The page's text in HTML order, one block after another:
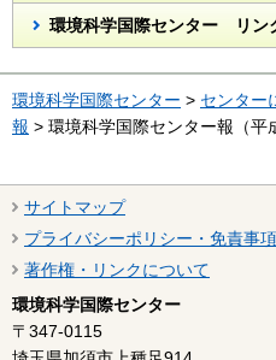
環境科学国際センター リン
環境科学国際センター > センター
報 > 環境科学国際センター報（平
サイトマップ
プライバシーポリシー・免責事項
著作権・リンクについて
環境科学国際センター
〒347-0115